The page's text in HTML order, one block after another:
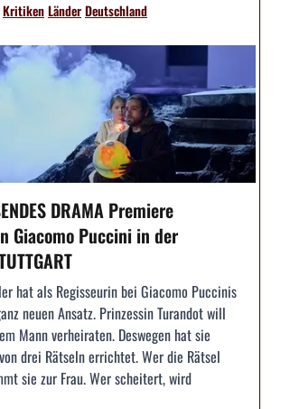
KritikenLänderDeutschland
DRAMA Premiere
Giacomo Puccini in der
hat als Regisseurin bei Giacomo Puccinis
neuen Ansatz. Prinzessin Turandot will
Mann verheiraten. Deswegen hat sie
drei Rätseln errichtet. Wer die Rätsel
sie zur Frau. Wer scheitert, wird